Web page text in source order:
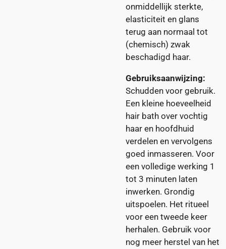
onmiddellijk sterkte,
elasticiteit en glans
terug aan normaal tot
(chemisch) zwak
beschadigd haar.
Gebruiksaanwijzing:
Schudden voor gebruik.
Een kleine hoeveelheid
hair bath over vochtig
haar en hoofdhuid
verdelen en vervolgens
goed inmasseren. Voor
een volledige werking 1
tot 3 minuten laten
inwerken. Grondig
uitspoelen. Het ritueel
voor een tweede keer
herhalen. Gebruik voor
nog meer herstel van het